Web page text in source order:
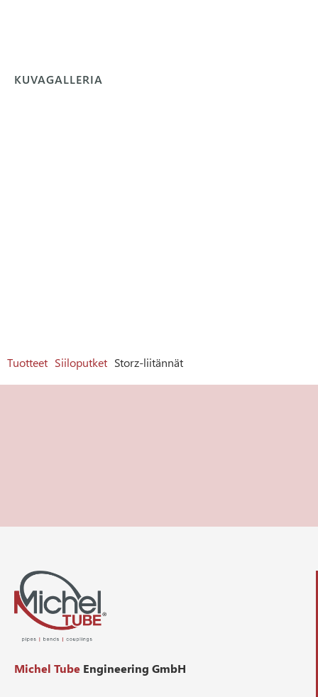
KUVAGALLERIA
Tuotteet Siiloputket Storz-liitännät
Michel Tube Engineering GmbH